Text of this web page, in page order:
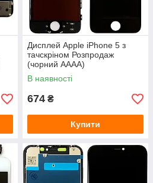
Дисплей Apple iPhone 5 з
тачскріном Розпродаж
(чорний AAAA)
В наявності
674 ₴
Купити